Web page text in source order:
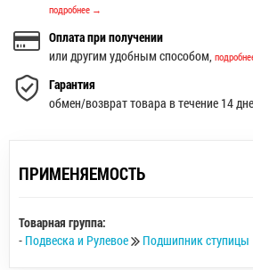
подробнее →
Оплата при получении
или другим удобным способом,
Гарантия
обмен/возврат товара в течение 14
ПРИМЕНЯЕМОСТЬ
Товарная группа:
- Подвеска и Рулевое Подшипник ступицы